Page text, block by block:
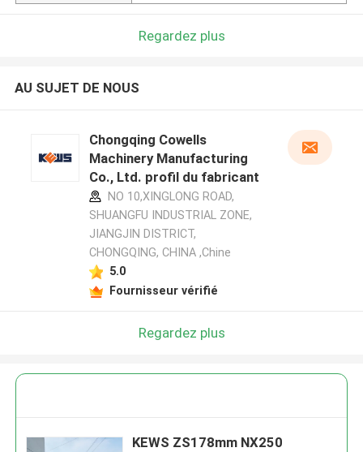
Regardez plus
AU SUJET DE NOUS
Chongqing Cowells
Machinery Manufacturing
Co., Ltd. profil du fabricant
NO 10,XINGLONG ROAD,
SHUANGFU INDUSTRIAL ZONE,
JIANGJIN DISTRICT,
CHONGQING, CHINA ,Chine
5.0
Fournisseur vérifié
Regardez plus
KEWS ZS178mm NX250